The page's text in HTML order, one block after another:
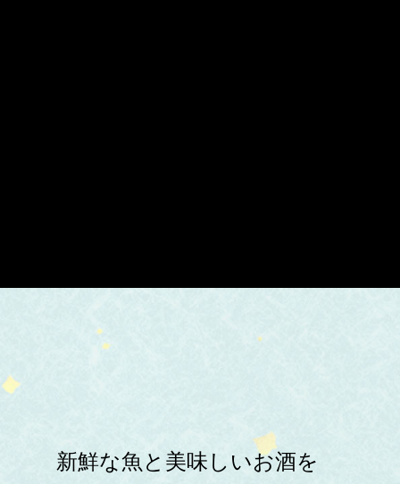
新鮮な魚と美味しいお酒を